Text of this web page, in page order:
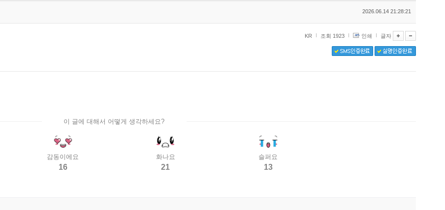
2026.06.14 21:28:21
KR 조회 1923 인쇄 글자
이 글에 대해서 어떻게 생각하세요?
감동이에요
16
화나요
21
슬퍼요
13